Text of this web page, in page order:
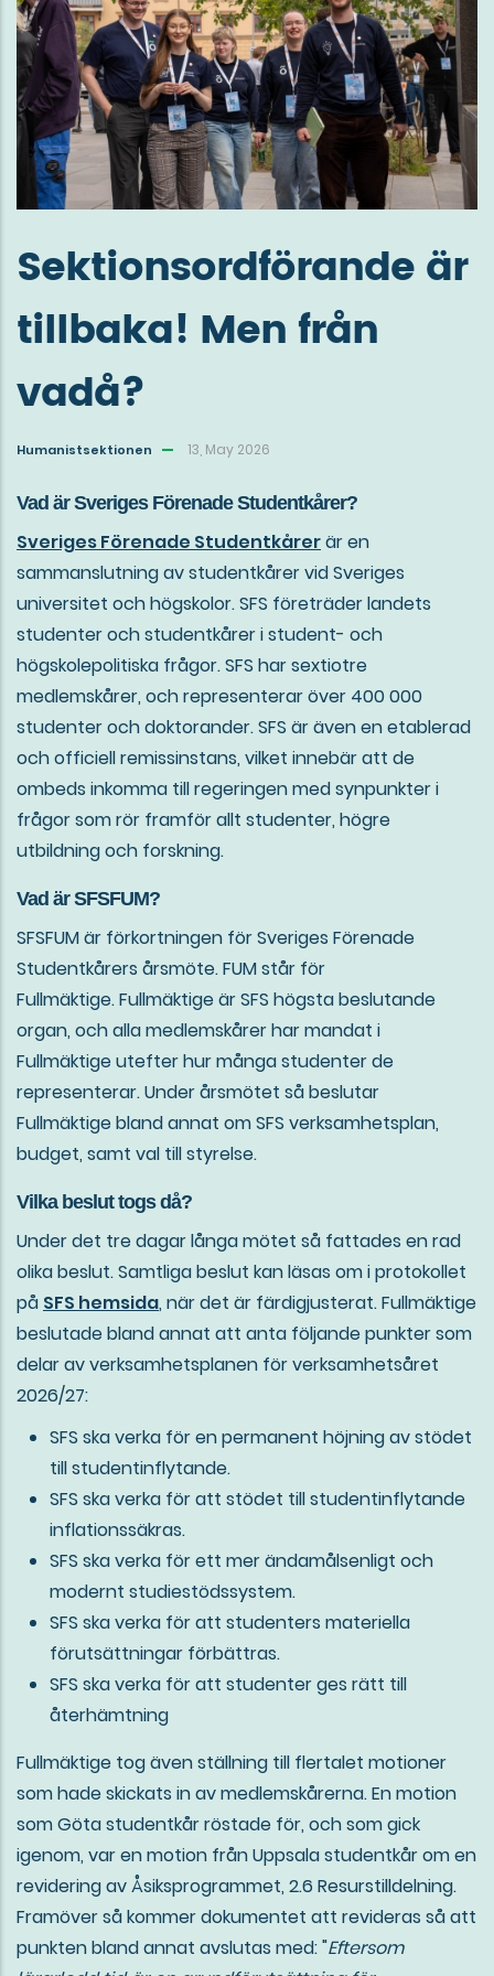
Sektionsordförande är
tillbaka! Men från
vadå?
Humanistsektionen 13, May 2026
Vad är Sveriges Förenade Studentkårer?
Sveriges Förenade Studentkårerär en
sammanslutning av studentkårer vid Sveriges
universitet och högskolor. SFS företräder landets
studenter och studentkårer i student- och
högskolepolitiska frågor. SFS har sextiotre
medlemskårer, och representerar över 400 000
studenter och doktorander. SFS är även en etablerad
och officiell remissinstans, vilket innebär att de
ombeds inkomma till regeringen med synpunkter i
frågor som rör framför allt studenter, högre
utbildning och forskning.
Vad är SFSFUM?
SFSFUM är förkortningen för Sveriges Förenade
Studentkårers årsmöte. FUM står för
Fullmäktige. Fullmäktige är SFS högsta beslutande
organ, och alla medlemskårer har mandat i
Fullmäktige utefter hur många studenter de
representerar. Under årsmötet så beslutar
Fullmäktige bland annat om SFS verksamhetsplan,
budget, samt val till styrelse.
Vilka beslut togs då?
Under det tre dagar långa mötet så fattades en rad
olika beslut. Samtliga beslut kan läsas om i protokollet
på SFS hemsida, när det är färdigjusterat. Fullmäktige
beslutade bland annat att anta följande punkter som
delar av verksamhetsplanen för verksamhetsåret
2026/27:
SFS ska verka för en permanent höjning av stödet
till studentinflytande.
SFS ska verka för att stödet till studentinflytande
inflationssäkras.
SFS ska verka för ett mer ändamålsenligt och
modernt studiestödssystem.
SFS ska verka för att studenters materiella
förutsättningar förbättras.
SFS ska verka för att studenter ges rätt till
återhämtning
Fullmäktige tog även ställning till flertalet motioner
som hade skickats in av medlemskårerna. En motion
som Göta studentkår röstade för, och som gick
igenom, var en motion från Uppsala studentkår om en
revidering av Åsiksprogrammet, 2.6 Resurstilldelning.
Framöver så kommer dokumentet att revideras så att
punkten bland annat avslutas med: "Eftersom